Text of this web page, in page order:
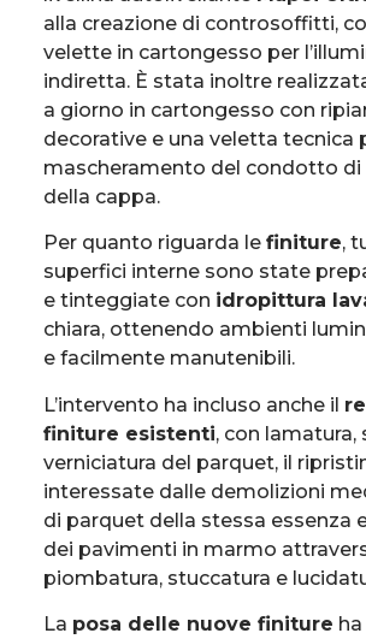
alla creazione di controsoffitti,
velette in cartongesso per
indiretta. È stata inoltre
a giorno in cartongesso con
decorative e una veletta tecnica
mascheramento del condotto di
della cappa.
Per quanto riguarda le finiture,
superfici interne sono state
e tinteggiate con idropittura
chiara, ottenendo ambienti
e facilmente manutenibili.
L’intervento ha incluso anche il
finiture esistenti, con lamatura,
verniciatura del parquet, il
interessate dalle demolizioni
di parquet della stessa essenza
dei pavimenti in marmo
piombatura, stuccatura e
La posa delle nuove finiture